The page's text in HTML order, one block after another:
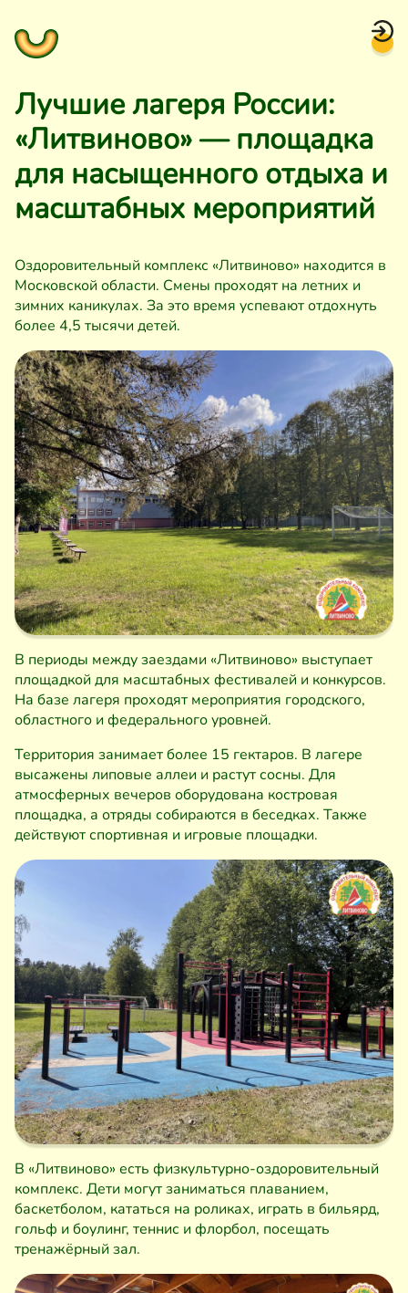
Лучшие лагеря России:
«Литвиново» — площадка
для насыщенного отдыха и
масштабных мероприятий
Оздоровительный комплекс «Литвиново» находится в
Московской области. Смены проходят на летних и
зимних каникулах. За это время успевают отдохнуть
более 4,5 тысячи детей.
В периоды между заездами «Литвиново» выступает
площадкой для масштабных фестивалей и конкурсов.
На базе лагеря проходят мероприятия городского,
областного и федерального уровней.
Территория занимает более 15 гектаров. В лагере
высажены липовые аллеи и растут сосны. Для
атмосферных вечеров оборудована костровая
площадка, а отряды собираются в беседках. Также
действуют спортивная и игровые площадки.
В «Литвиново» есть физкультурно-оздоровительный
комплекс. Дети могут заниматься плаванием,
баскетболом, кататься на роликах, играть в бильярд,
гольф и боулинг, теннис и флорбол, посещать
тренажёрный зал.